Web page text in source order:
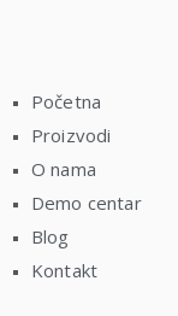
Početna
Proizvodi
O nama
Demo centar
Blog
Kontakt